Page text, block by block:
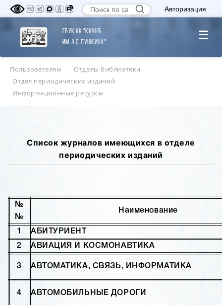
Авторизация
ГБУК КК "ККУНБ
им. А.С. Пушкина"
☰
Пользователям
Отделы библиотеки
Отдел периодических изданий
Информационные ресурсы
Список журналов имеющихся в отделе
периодических изданий
№
№
Наименование
1 АБИТУРИЕНТ
2 АВИАЦИЯ И КОСМОНАВТИКА
3 АВТОМАТИКА, СВЯЗЬ, ИНФОРМАТИКА
4 АВТОМОБИЛЬНЫЕ ДОРОГИ